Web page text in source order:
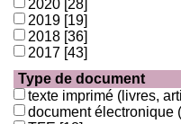
2020 [28]
2019 [19]
2018 [36]
2017 [43]
Type de document
texte imprimé (livres,
document électronique